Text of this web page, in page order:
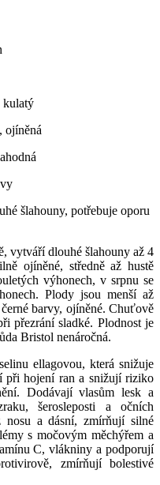
kulatý
ojíněná
šlahouny, potřebuje oporu
vytváří dlouhé šlahouny až 4
ojíněné, středně až hustě
výhonech, v srpnu se
Plody jsou menší až
barvy, ojíněné. Chuťově
přezrání sladké. Plodnost je
Bristol nenáročná.
ellagovou, která snižuje
při hojení ran a snižují riziko
Dodávají vlasům lesk a
šerosleposti a očních
nosu a dásní, zmírňují silné
s močovým měchýřem a
C, vlákniny a podporují
zmírňují bolestivé